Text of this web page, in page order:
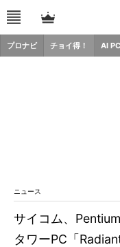
プロナビ チョイ得！ AI
ニュース
サイコム、
タワーPC「